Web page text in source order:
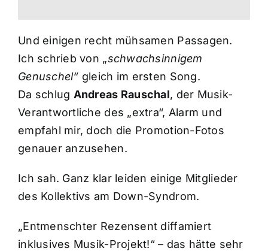
Und einigen recht mühsamen Passagen.
Ich schrieb von „schwachsinnigem
Genuschel“ gleich im ersten Song.
Da schlug Andreas Rauschal, der Musik-
Verantwortliche des „extra“, Alarm und
empfahl mir, doch die Promotion-Fotos
genauer anzusehen.
Ich sah. Ganz klar leiden einige Mitglieder
des Kollektivs am Down-Syndrom.
„Entmenschter Rezensent diffamiert
inklusives Musik-Projekt!“ – das hätte sehr